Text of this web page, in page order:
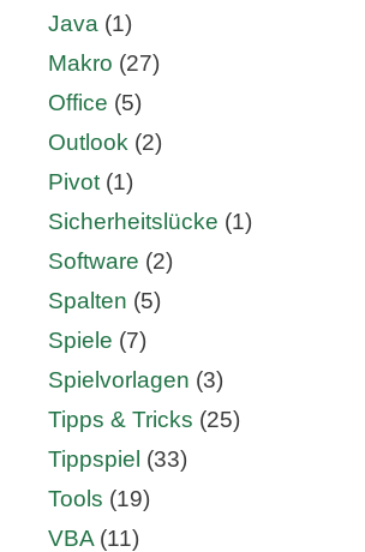
Java (1)
Makro (27)
Office (5)
Outlook (2)
Pivot (1)
Sicherheitslücke (1)
Software (2)
Spalten (5)
Spiele (7)
Spielvorlagen (3)
Tipps & Tricks (25)
Tippspiel (33)
Tools (19)
VBA (11)